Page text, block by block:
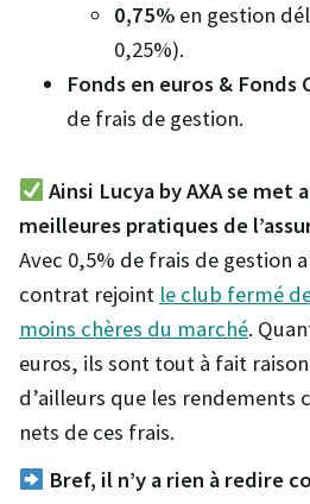
0,75% en gestion
0,25%).
Fonds en euros & Fonds
de frais de gestion.
Ainsi Lucya by AXA se met
meilleures pratiques de
Avec 0,5% de frais de gestion
contrat rejoint le club fermé
moins chères du marché.
euros, ils sont tout à fait
d’ailleurs que les rendements
nets de ces frais.
Bref, il n’y a rien à redire